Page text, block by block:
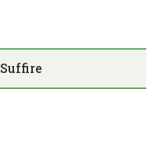
Suffire